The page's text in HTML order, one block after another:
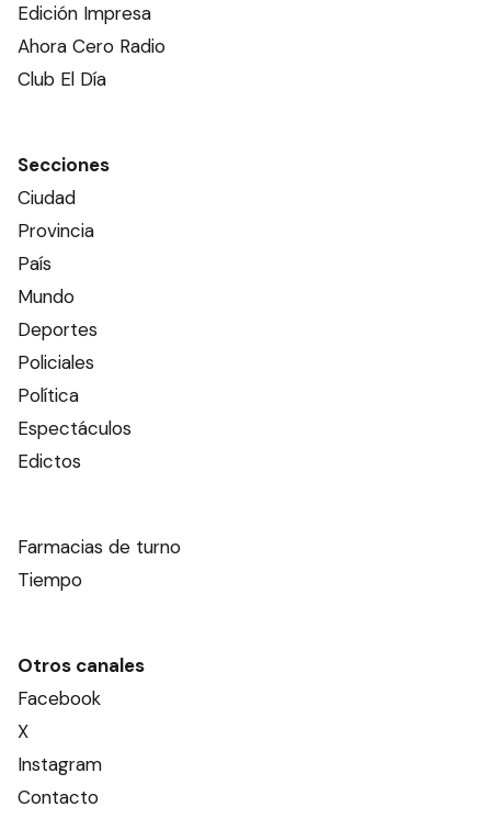
Edición Impresa
Ahora Cero Radio
Club El Día
Secciones
Ciudad
Provincia
País
Mundo
Deportes
Policiales
Política
Espectáculos
Edictos
Farmacias de turno
Tiempo
Otros canales
Facebook
X
Instagram
Contacto